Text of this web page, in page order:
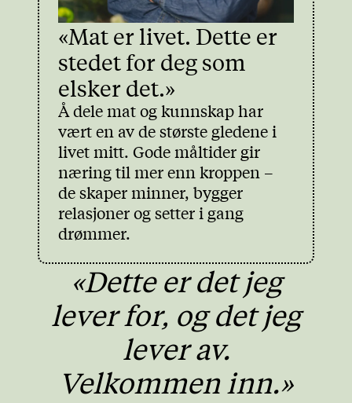
«Mat er livet. Dette er
stedet for deg som
elsker det.»
Å dele mat og kunnskap har
vært en av de største gledene i
livet mitt. Gode måltider gir
næring til mer enn kroppen –
de skaper minner, bygger
relasjoner og setter i gang
drømmer.
«Dette er det jeg
lever for, og det jeg
lever av.
Velkommen inn.»